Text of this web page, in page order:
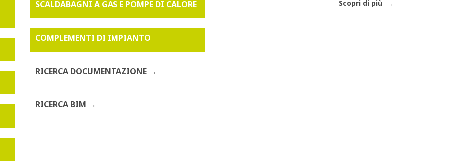
SCALDABAGNI A GAS E POMPE DI CALORE
COMPLEMENTI DI IMPIANTO
RICERCA DOCUMENTAZIONE
RICERCA BIM
Scopri di più